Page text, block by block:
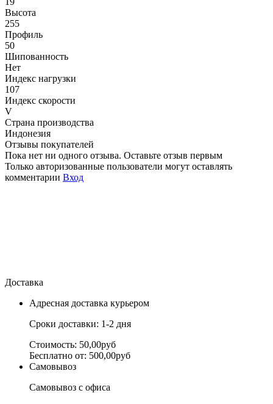
Высота
255
Профиль
50
Шипованность
Нет
Индекс нагрузки
107
Индекс скорости
V
Страна производства
Индонезия
Отзывы покупателей
Пока нет ни одного отзыва. Оставьте отзыв первым
Только авторизованные пользователи могут оставлять
комментарии Вход
Доставка
Адресная доставка курьером
Сроки доставки: 1-2 дня
Стоимость: 50,00руб
Бесплатно от: 500,00руб
Самовывоз
Самовывоз с офиса